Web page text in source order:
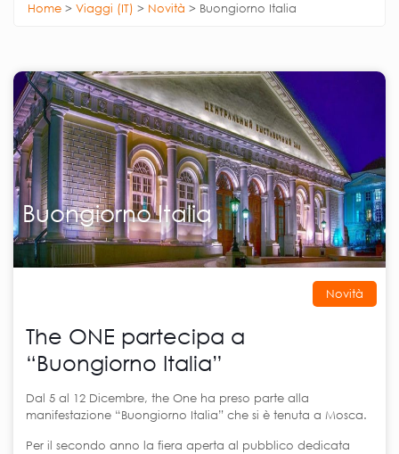
Home > Viaggi (IT) > Novità > Buongiorno Italia
Buongiorno Italia
Novità
The ONE partecipa a
“Buongiorno Italia”
Dal 5 al 12 Dicembre, the One ha preso parte alla
manifestazione “Buongiorno Italia” che si è tenuta a Mosca.
Per il secondo anno la fiera aperta al pubblico dedicata